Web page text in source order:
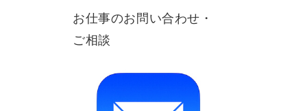
お仕事のお問い合わせ・
ご相談